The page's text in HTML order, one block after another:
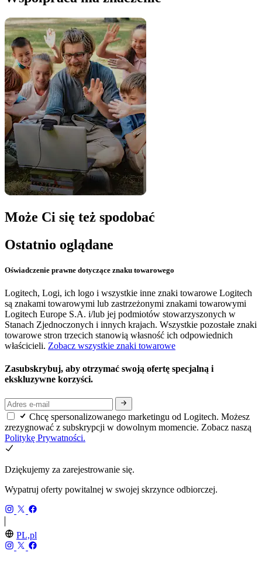
Może Ci się też spodobać
Ostatnio oglądane
Oświadczenie prawne dotyczące znaku towarowego
Logitech, Logi, ich logo i wszystkie inne znaki towarowe Logitech
są znakami towarowymi lub zastrzeżonymi znakami towarowymi
Logitech Europe S.A. i/lub jej podmiotów stowarzyszonych w
Stanach Zjednoczonych i innych krajach. Wszystkie pozostałe znaki
towarowe stron trzecich stanowią własność ich odpowiednich
właścicieli. Zobacz wszystkie znaki towarowe
Zasubskrybuj, aby otrzymać swoją ofertę specjalną i
ekskluzywne korzyści.
Chcę spersonalizowanego marketingu od Logitech. Możesz
zrezygnować z subskrypcji w dowolnym momencie. Zobacz naszą
Politykę Prywatności.
Dziękujemy za zarejestrowanie się.
Wypatruj oferty powitalnej w swojej skrzynce odbiorczej.
PL,pl